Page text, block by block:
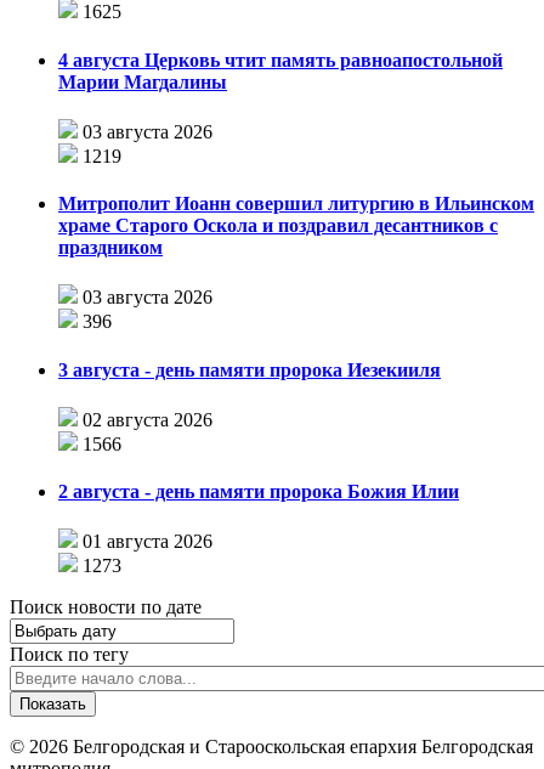
1625
4 августа Церковь чтит память равноапостольной
Марии Магдалины
03 августа 2026
1219
Митрополит Иоанн совершил литургию в Ильинском
храме Старого Оскола и поздравил десантников с
праздником
03 августа 2026
396
3 августа - день памяти пророка Иезекииля
02 августа 2026
1566
2 августа - день памяти пророка Божия Илии
01 августа 2026
1273
Поиск новости по дате
Поиск по тегу
© 2026 Белгородская и Старооскольская епархия Белгородская